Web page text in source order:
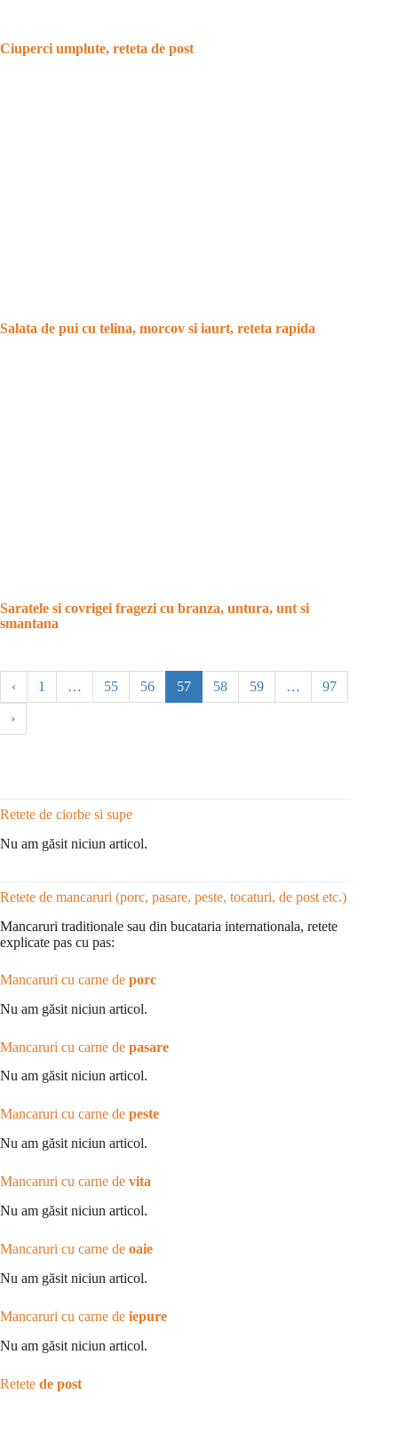
Ciuperci umplute, reteta de post
Salata de pui cu telina, morcov si iaurt, reteta rapida
Saratele si covrigei fragezi cu branza, untura, unt si
smantana
‹ 1 … 55 56 57 58 59 … 97
›
Retete de ciorbe si supe
Nu am găsit niciun articol.
Retete de mancaruri (porc, pasare, peste, tocaturi, de post etc.)
Mancaruri traditionale sau din bucataria internationala, retete
explicate pas cu pas:
Mancaruri cu carne de porc
Nu am găsit niciun articol.
Mancaruri cu carne de pasare
Nu am găsit niciun articol.
Mancaruri cu carne de peste
Nu am găsit niciun articol.
Mancaruri cu carne de vita
Nu am găsit niciun articol.
Mancaruri cu carne de oaie
Nu am găsit niciun articol.
Mancaruri cu carne de iepure
Nu am găsit niciun articol.
Retete de post